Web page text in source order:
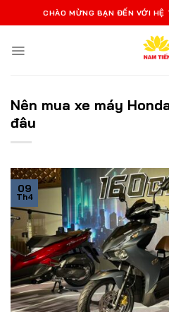
qua
dung
CHÀO MỪNG BẠN ĐẾN VỚI HỆ
Nên mua xe máy
đâu
09
Th4